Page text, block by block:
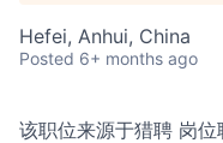
Hefei, Anhui, China
Posted 6+ months ago
该职位来源于猎聘 岗